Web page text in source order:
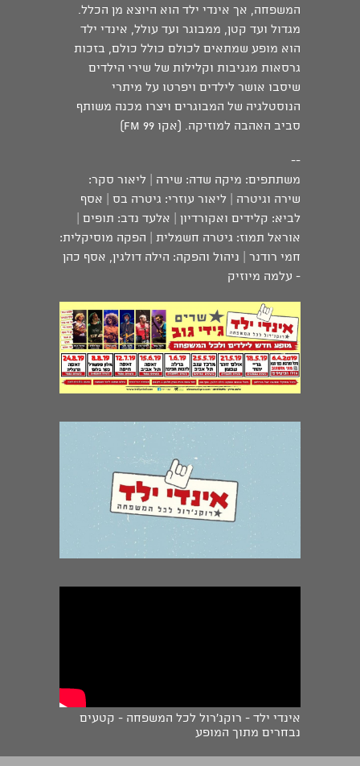
המשפחה, אך אינדי ילד הוא היוצא מן הכלל.
מגדול ועד קטן, ממבוגר ועד עולל, אינדי ילד
הוא מופע שמתאים לכולם כולל כולם, בזכות
גרסאות מגניבות וקלילות של שירי הילדים
שיסבו אושר לילדים ויפרטו על מיתרי
הנוסטלגיה של המבוגרים ויצרו מכנה משותף
סביב האהבה למוזיקה. (אקו 99 FM)
--
משתתפים: מיקה שדה: שירה | ליאור סקר:
שירה וגיטרה | ליאור עוזרי: גיטרה בס | אסף
לביא: קלידים ואקורדיון | אלעד נדב: תופים |
אוראל תמוז: גיטרה חשמלית | הפקה מוסיקלית:
חמי רודנר | ניהול והפקה: הילה דולגין, אסף כהן
- עלמה מיוזיק
אינדי ילד - רוקנ'רול לכל המשפחה - קטעים
נבחרים מתוך המופע